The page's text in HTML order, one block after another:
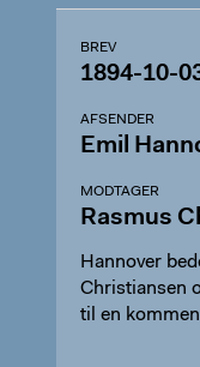
BREV
1894-10-
AFSENDER
Emil
MODTAGER
Rasmus
Hannover
Christiansen
til en